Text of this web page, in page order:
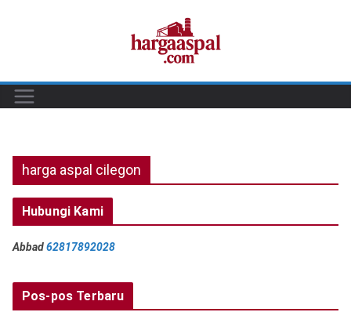
harga aspal cilegon
Hubungi Kami
Abbad62817892028
Pos-pos Terbaru